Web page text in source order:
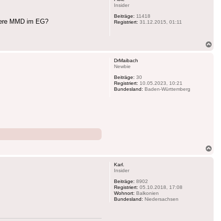
Insider
Beiträge: 11418
Registriert: 31.12.2015, 01:11
MMD im EG?
DrMaibach
Newbie
Beiträge: 30
Registriert: 10.05.2023, 10:21
Bundesland: Baden-Württemberg
Karl.
Insider
Beiträge: 8902
Registriert: 05.10.2018, 17:08
Wohnort: Balkonien
Bundesland: Niedersachsen